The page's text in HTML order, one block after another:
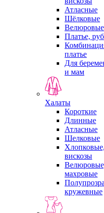
Атласные
Шёлковые
Велюровые
Платье,
платье
Для
и мам
Халаты
Короткие
Длинные
Атласные
Шелковые
вискозы
махровые
кружевные